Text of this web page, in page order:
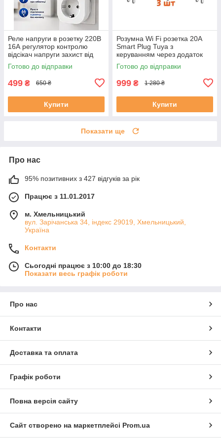
Реле напруги в розетку 220В
16А регулятор контролю
відсікач напруги захист від
перепадів обмежувач для
побутових приладів
Готово до відправки
499 ₴ 650 ₴
Купити
Розумна Wi Fi розетка 20А
Smart Plug Tuya з
керуванням через додаток
Вай фай смарт розетки набір
3 шт
Готово до відправки
999 ₴ 1 280 ₴
Купити
Показати ще
Про нас
95% позитивних з 427 відгуків за рік
Працює з 11.01.2017
м. Хмельницький
вул. Зарічанська 34, індекс 29019, Хмельницький,
Україна
Контакти
Сьогодні працює з 10:00 до 18:30
Показати весь графік роботи
Про нас
Контакти
Доставка та оплата
Графік роботи
Повна версія сайту
Сайт створено на маркетплейсі Prom.ua